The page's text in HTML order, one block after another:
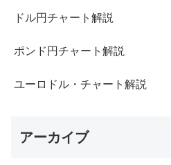
ドル円チャート解説
ポンド円チャート解説
ユーロドル・チャート解説
アーカイブ